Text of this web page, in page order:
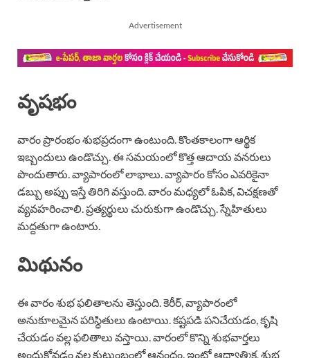
Advertisement
వృషభం
వారం ప్రారంభం శుభప్రదంగా ఉంటుంది. కొంతకాలంగా ఆర్థిక
ఇబ్బందులు ఉండొచ్చు. ఈ సమయంలో కొత్త ఆదాయ వనరులు
పొందుతారు. వ్యాపారంలో లాభాలు. వ్యాపారం కోసం ఎవరికైనా
డబ్బు అప్పు ఇస్తే తిరిగి వస్తుంది. వారం మధ్యలో ఓపిక, విచక్షణతో
వ్యవహరించాలి. ప్రత్యర్థులు చురుకుగా ఉండొచ్చు. స్నేహితులు
మద్దతుగా ఉంటారు.
మిథునం
ఈ వారం శుభ ఫలితాలను తెస్తుంది. కెరీర్, వ్యాపారంలో
అనుకూలమైన పరిస్థితులు ఉంటాయి. కష్టపడి పనిచేయడం, కృషి
చేయడం వల్ల ఫలితాలు వస్తాయి. వారంలో కొన్ని శుభవార్తలు
అందుకోవడం వల్ల కుటుంబంలో ఆనందం. ఇంట్లో ఆధ్యాత్మిక, శుభ